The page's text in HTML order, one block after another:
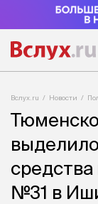
Вслух.ru Новости
№31 в